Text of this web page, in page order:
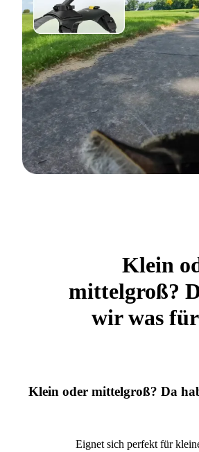
Klein
mittelgroß?
wir was
Klein oder mittelgroß? Da
Eignet sich perfekt für